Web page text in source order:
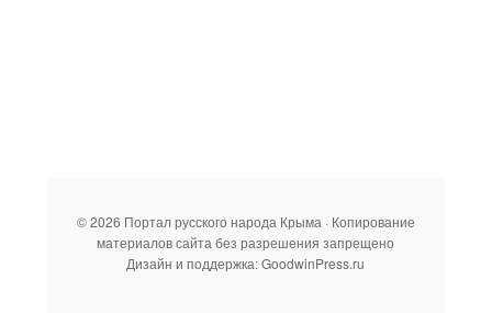
© 2026 Портал русского народа Крыма · Копирование
материалов сайта без разрешения запрещено
Дизайн и поддержка: GoodwinPress.ru